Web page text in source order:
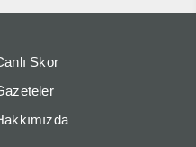
Skor